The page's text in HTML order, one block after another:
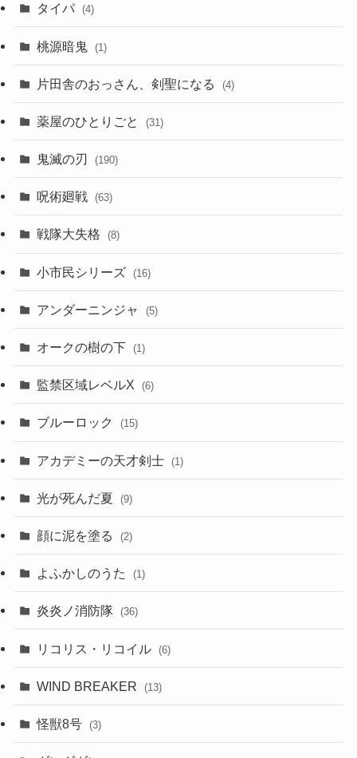
タイパ (4)
桃源暗鬼 (1)
片田舎のおっさん、剣聖になる (4)
薬屋のひとりごと (31)
鬼滅の刃 (190)
呪術廻戦 (63)
戦隊大失格 (8)
小市民シリーズ (16)
アンダーニンジャ (5)
オークの樹の下 (1)
監禁区域レベルX (6)
ブルーロック (15)
アカデミーの天才剣士 (1)
光が死んだ夏 (9)
顔に泥を塗る (2)
よふかしのうた (1)
炎炎ノ消防隊 (36)
リコリス・リコイル (6)
WIND BREAKER (13)
怪獣8号 (3)